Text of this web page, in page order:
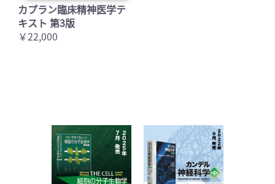
カプラン臨床精神医学テ
キスト 第3版
￥22,000